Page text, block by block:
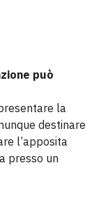
può
la
destinare
l’apposita
presso un